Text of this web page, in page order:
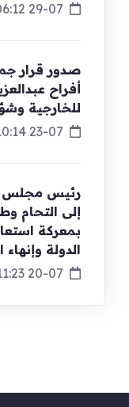
29-07 06:12 م
صدور قرار
أفراح
للخارجية
23-07 10:14 م
رئيس مجلس
إلى التحام
بمعركة
الدولة وإنهاء
20-07 11:23 م